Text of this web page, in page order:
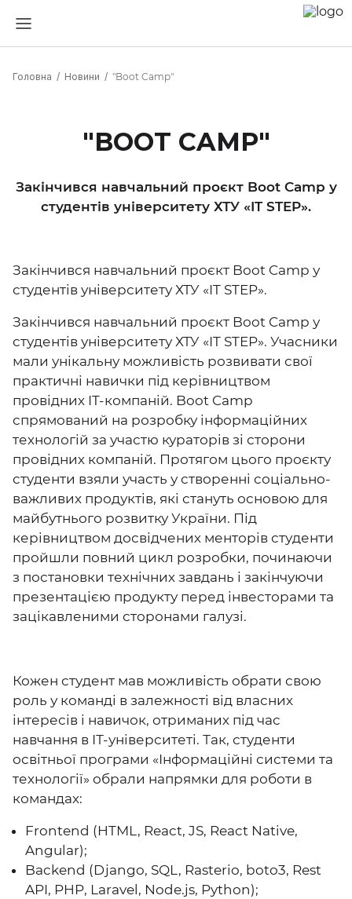
Головна Новини "Boot Camp"
"BOOT CAMP"
Закінчився навчальний проєкт Boot Camp у
студентів університету ХТУ «IT STEP».
Закінчився навчальний проєкт Boot Camp у
студентів університету ХТУ «IT STEP».
Закінчився навчальний проєкт Boot Camp у
студентів університету ХТУ «IT STEP». Учасники
мали унікальну можливість розвивати свої
практичні навички під керівництвом
провідних IT-компаній. Boot Camp
спрямований на розробку інформаційних
технологій за участю кураторів зі сторони
провідних компаній. Протягом цього проєкту
студенти взяли участь у створенні соціально-
важливих продуктів, які стануть основою для
майбутнього розвитку України. Під
керівництвом досвідчених менторів студенти
пройшли повний цикл розробки, починаючи
з постановки технічних завдань і закінчуючи
презентацією продукту перед інвесторами та
зацікавленими сторонами галузі.
Кожен студент мав можливість обрати свою
роль у команді в залежності від власних
інтересів і навичок, отриманих під час
навчання в ІТ-університеті. Так, студенти
освітньої програми «Інформаційні системи та
технології» обрали напрямки для роботи в
командах:
Frontend (HTML, React, JS, React Native,
Angular);
Backend (Django, SQL, Rasterio, boto3, Rest
API, PHP, Laravel, Node.js, Python);